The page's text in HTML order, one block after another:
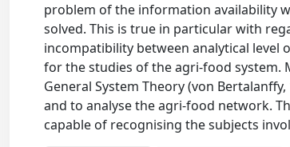
problem of the information availability
solved. This is true in particular with
incompatibility between analytical
for the studies of the agri-food
General System Theory (von
and to analyse the agri-food network.
capable of recognising the subjects